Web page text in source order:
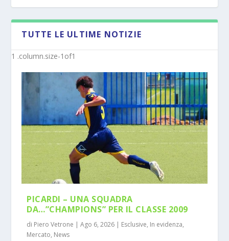
PECORARO – DAL “TERZO TEMPO” AL ...
MISTER MICHELE SACCO (INTERVISTA):”10
ANNI C...
TUTTE LE ULTIME NOTIZIE
PICARDI – UNA SQUADRA
DA…”CHAMPIONS” PER IL CLASSE 2009
di Piero Vetrone |Ago 6, 2026 | Esclusive, In evidenza,
Mercato, News